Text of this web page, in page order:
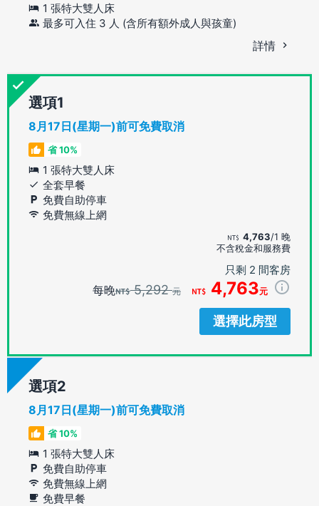
1 張特大雙人床
最多可入住 3 人 (含所有額外成人與孩童)
詳情
選項
8月17日(星期一)前可免費取消
省 10%
1 張特大雙人床
全套早餐
免費自助停車
免費無線上網
4,763/1 晚
不含稅金和服務費
只剩 2 間客房
每晚 5,292元 4,763元
選擇此房型
選項
8月17日(星期一)前可免費取消
省 10%
1 張特大雙人床
免費自助停車
免費無線上網
免費早餐